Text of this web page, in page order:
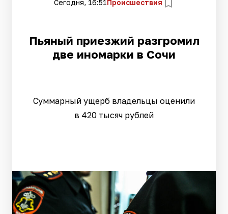
Сегодня, 16:51Происшествия
Пьяный приезжий разгромил
две иномарки в Сочи
Суммарный ущерб владельцы оценили
в 420 тысяч рублей